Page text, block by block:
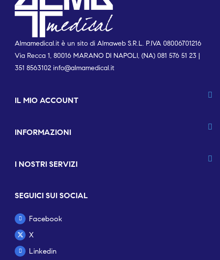
Almamedical.it è un sito di Almaweb S.R.L. P.IVA 08006701216
Via Recca 1, 80016 MARANO DI NAPOLI, (NA) 081 576 51 23 |
351 8563102 info@almamedical.it
IL MIO ACCOUNT
INFORMAZIONI
I NOSTRI SERVIZI
SEGUICI SUI SOCIAL
Facebook
X
Linkedin